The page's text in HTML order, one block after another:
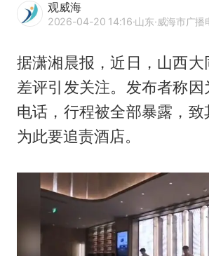
观威海
2026-04-20 14:16·山东·威海市广播电视台
据潇湘晨报，近日，山西大
差评引发关注。发布者称
电话，行程被全部暴露，致
为此要追责酒店。